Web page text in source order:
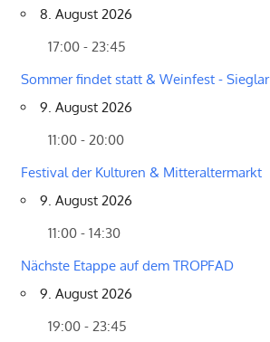
8. August 2026
17:00 - 23:45
Sommer findet statt & Weinfest - Sieglar
9. August 2026
11:00 - 20:00
Festival der Kulturen & Mitteraltermarkt
9. August 2026
11:00 - 14:30
Nächste Etappe auf dem TROPFAD
9. August 2026
19:00 - 23:45